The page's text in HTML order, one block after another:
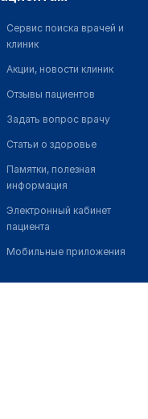
Сервис поиска врачей и
клиник
Акции, новости клиник
Отзывы пациентов
Задать вопрос врачу
Статьи о здоровье
Памятки, полезная
информация
Электронный кабинет
пациента
Мобильные приложения